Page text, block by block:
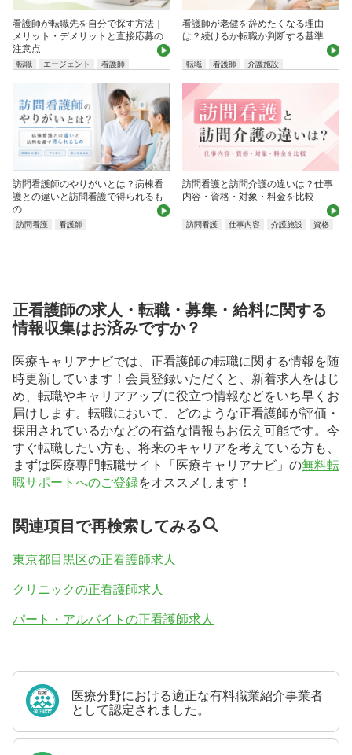
看護師が転職先を自分で探す方法｜
メリット・デメリットと直接応募の
注意点
転職 エージェント 看護師
看護師が老健を辞めたくなる理由
は？続けるか転職か判断する基準
転職 看護師 介護施設
訪問看護師のやりがいとは？病棟看
護との違いと訪問看護で得られるも
の
訪問看護 看護師
訪問看護と訪問介護の違いは？仕事
内容・資格・対象・料金を比較
訪問看護 仕事内容 介護施設 資格
正看護師の求人・転職・募集・給料に関する
情報収集はお済みですか？
医療キャリアナビでは、正看護師の転職に関する情報を随
時更新しています！会員登録いただくと、新着求人をはじ
め、転職やキャリアアップに役立つ情報などをいち早くお
届けします。転職において、どのような正看護師が評価・
採用されているかなどの有益な情報もお伝え可能です。今
すぐ転職したい方も、将来のキャリアを考えている方も、
まずは医療専門転職サイト「医療キャリアナビ」の無料転
職サポートへのご登録をオススメします！
関連項目で再検索してみる
東京都目黒区の正看護師求人
クリニックの正看護師求人
パート・アルバイトの正看護師求人
医療分野における適正な有料職業紹介事業者
として認定されました。